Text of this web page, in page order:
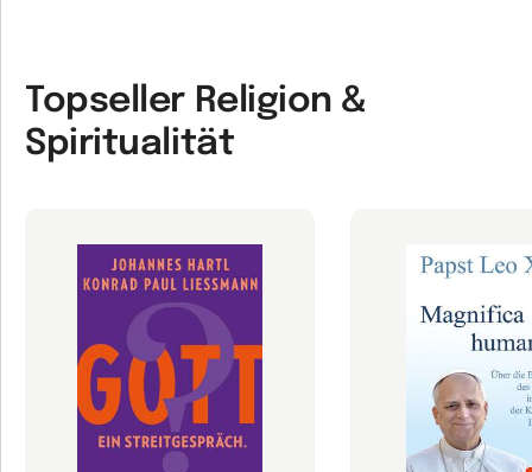
Topseller Religion &
Spiritualität